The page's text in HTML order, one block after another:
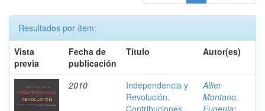
Resultados por ítem:
Vista
previa
Fecha de
publicación
Título Autor(es)
2010
Independencia y
Revolución.
Contribuciones
Allier
Montano,
Eugenia;